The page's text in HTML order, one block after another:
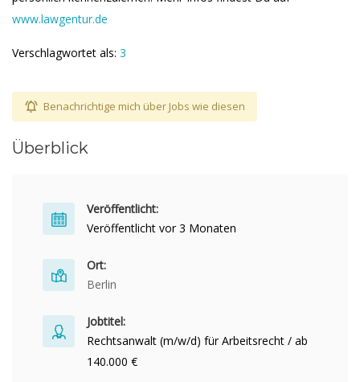
www.lawgentur.de
Verschlagwortet als: 3
Benachrichtige mich über Jobs wie diesen
Überblick
Veröffentlicht:
Veröffentlicht vor 3 Monaten
Ort:
Berlin
Jobtitel:
Rechtsanwalt (m/w/d) für Arbeitsrecht / ab
140.000 €